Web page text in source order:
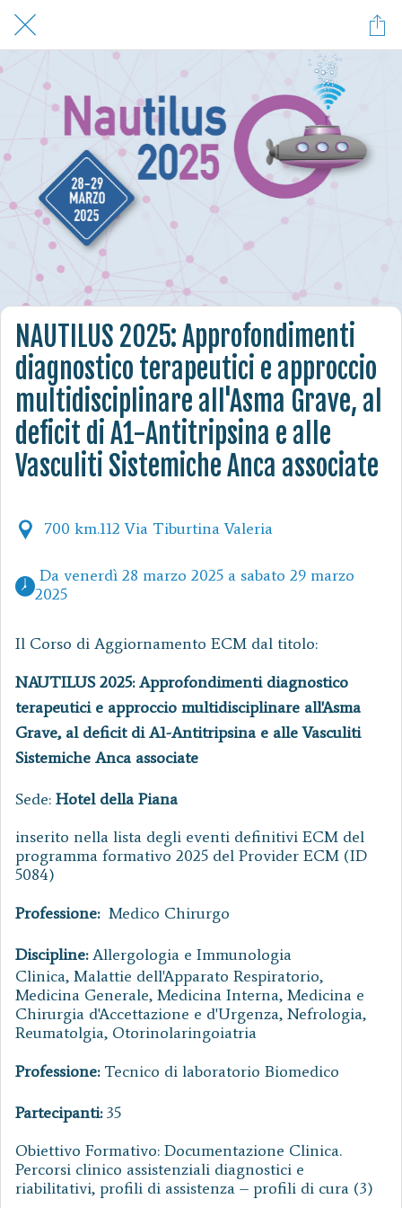
NAUTILUS 2025: Approfondimenti
diagnostico terapeutici e approccio
multidisciplinare all'Asma Grave, al
deficit di A1-Antitripsina e alle
Vasculiti Sistemiche Anca associate
700 km.112 Via Tiburtina Valeria
2025
Il Corso di Aggiornamento ECM dal titolo:
NAUTILUS 2025: Approfondimenti diagnostico
terapeutici e approccio multidisciplinare all'Asma
Grave, al deficit di A1-Antitripsina e alle Vasculiti
Sistemiche Anca associate
Sede: Hotel della Piana
inserito nella lista degli eventi definitivi ECM del
programma formativo 2025 del Provider ECM (ID
5084)
Professione: Medico Chirurgo
Discipline:Allergologia e Immunologia
Clinica, Malattie dell'Apparato Respiratorio,
Medicina Generale, Medicina Interna, Medicina e
Chirurgia d'Accettazione e d'Urgenza, Nefrologia,
Reumatolgia, Otorinolaringoiatria
Professione: Tecnico di laboratorio Biomedico
Partecipanti:35
Obiettivo Formativo: Documentazione Clinica.
Percorsi clinico assistenziali diagnostici e
riabilitativi, profili di assistenza – profili di cura (3)